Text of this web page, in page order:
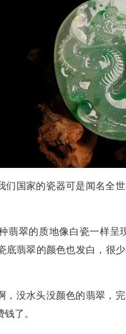
们国家的瓷器可是闻名全
翡翠的质地像白瓷一样
底翡翠的颜色也发白，很
，没水头没颜色的翡翠，
了。